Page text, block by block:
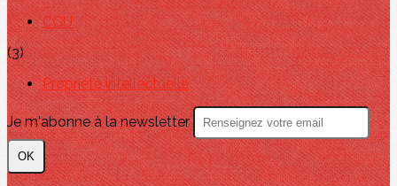
CGU
(3)
Propriété intellectuelle
Je m'abonne à la newsletter
OK